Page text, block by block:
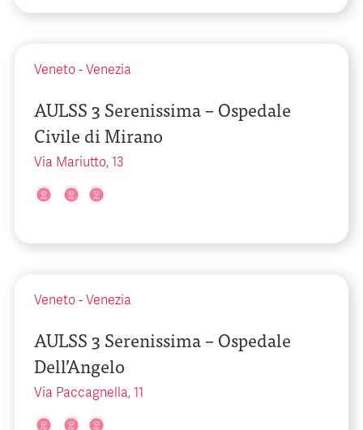
Veneto - Venezia
AULSS 3 Serenissima – Ospedale
Civile di Mirano
Via Mariutto, 13
Veneto - Venezia
AULSS 3 Serenissima – Ospedale
Dell’Angelo
Via Paccagnella, 11